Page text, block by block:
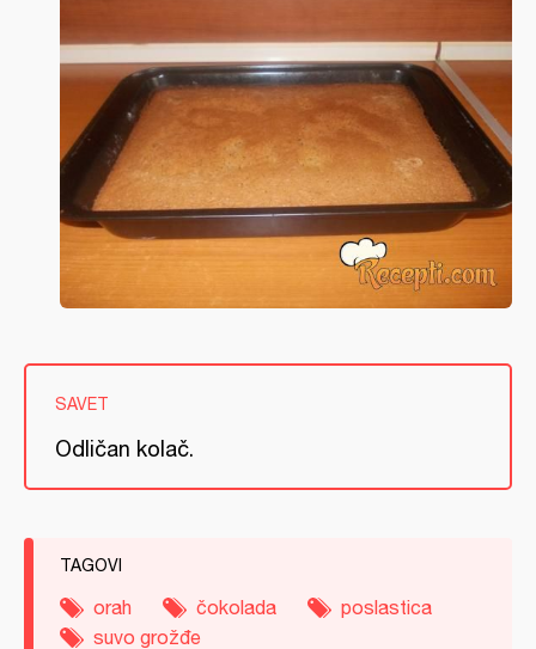
SAVET
Odličan kolač.
TAGOVI
orah čokolada
poslastica
suvo grožđe